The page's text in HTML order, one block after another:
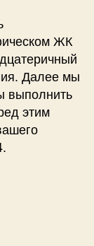
ЖК
Далее мы
выполнить
этим